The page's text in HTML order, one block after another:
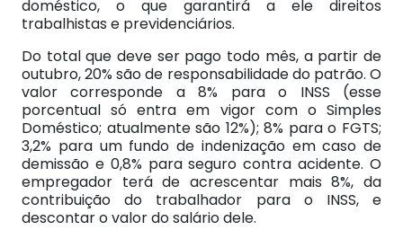
doméstico, o que garantirá a ele direitos
trabalhistas e previdenciários.
Do total que deve ser pago todo mês, a partir de
outubro, 20% são de responsabilidade do patrão. O
valor corresponde a 8% para o INSS (esse
porcentual só entra em vigor com o Simples
Doméstico; atualmente são 12%); 8% para o FGTS;
3,2% para um fundo de indenização em caso de
demissão e 0,8% para seguro contra acidente. O
empregador terá de acrescentar mais 8%, da
contribuição do trabalhador para o INSS, e
descontar o valor do salário dele.